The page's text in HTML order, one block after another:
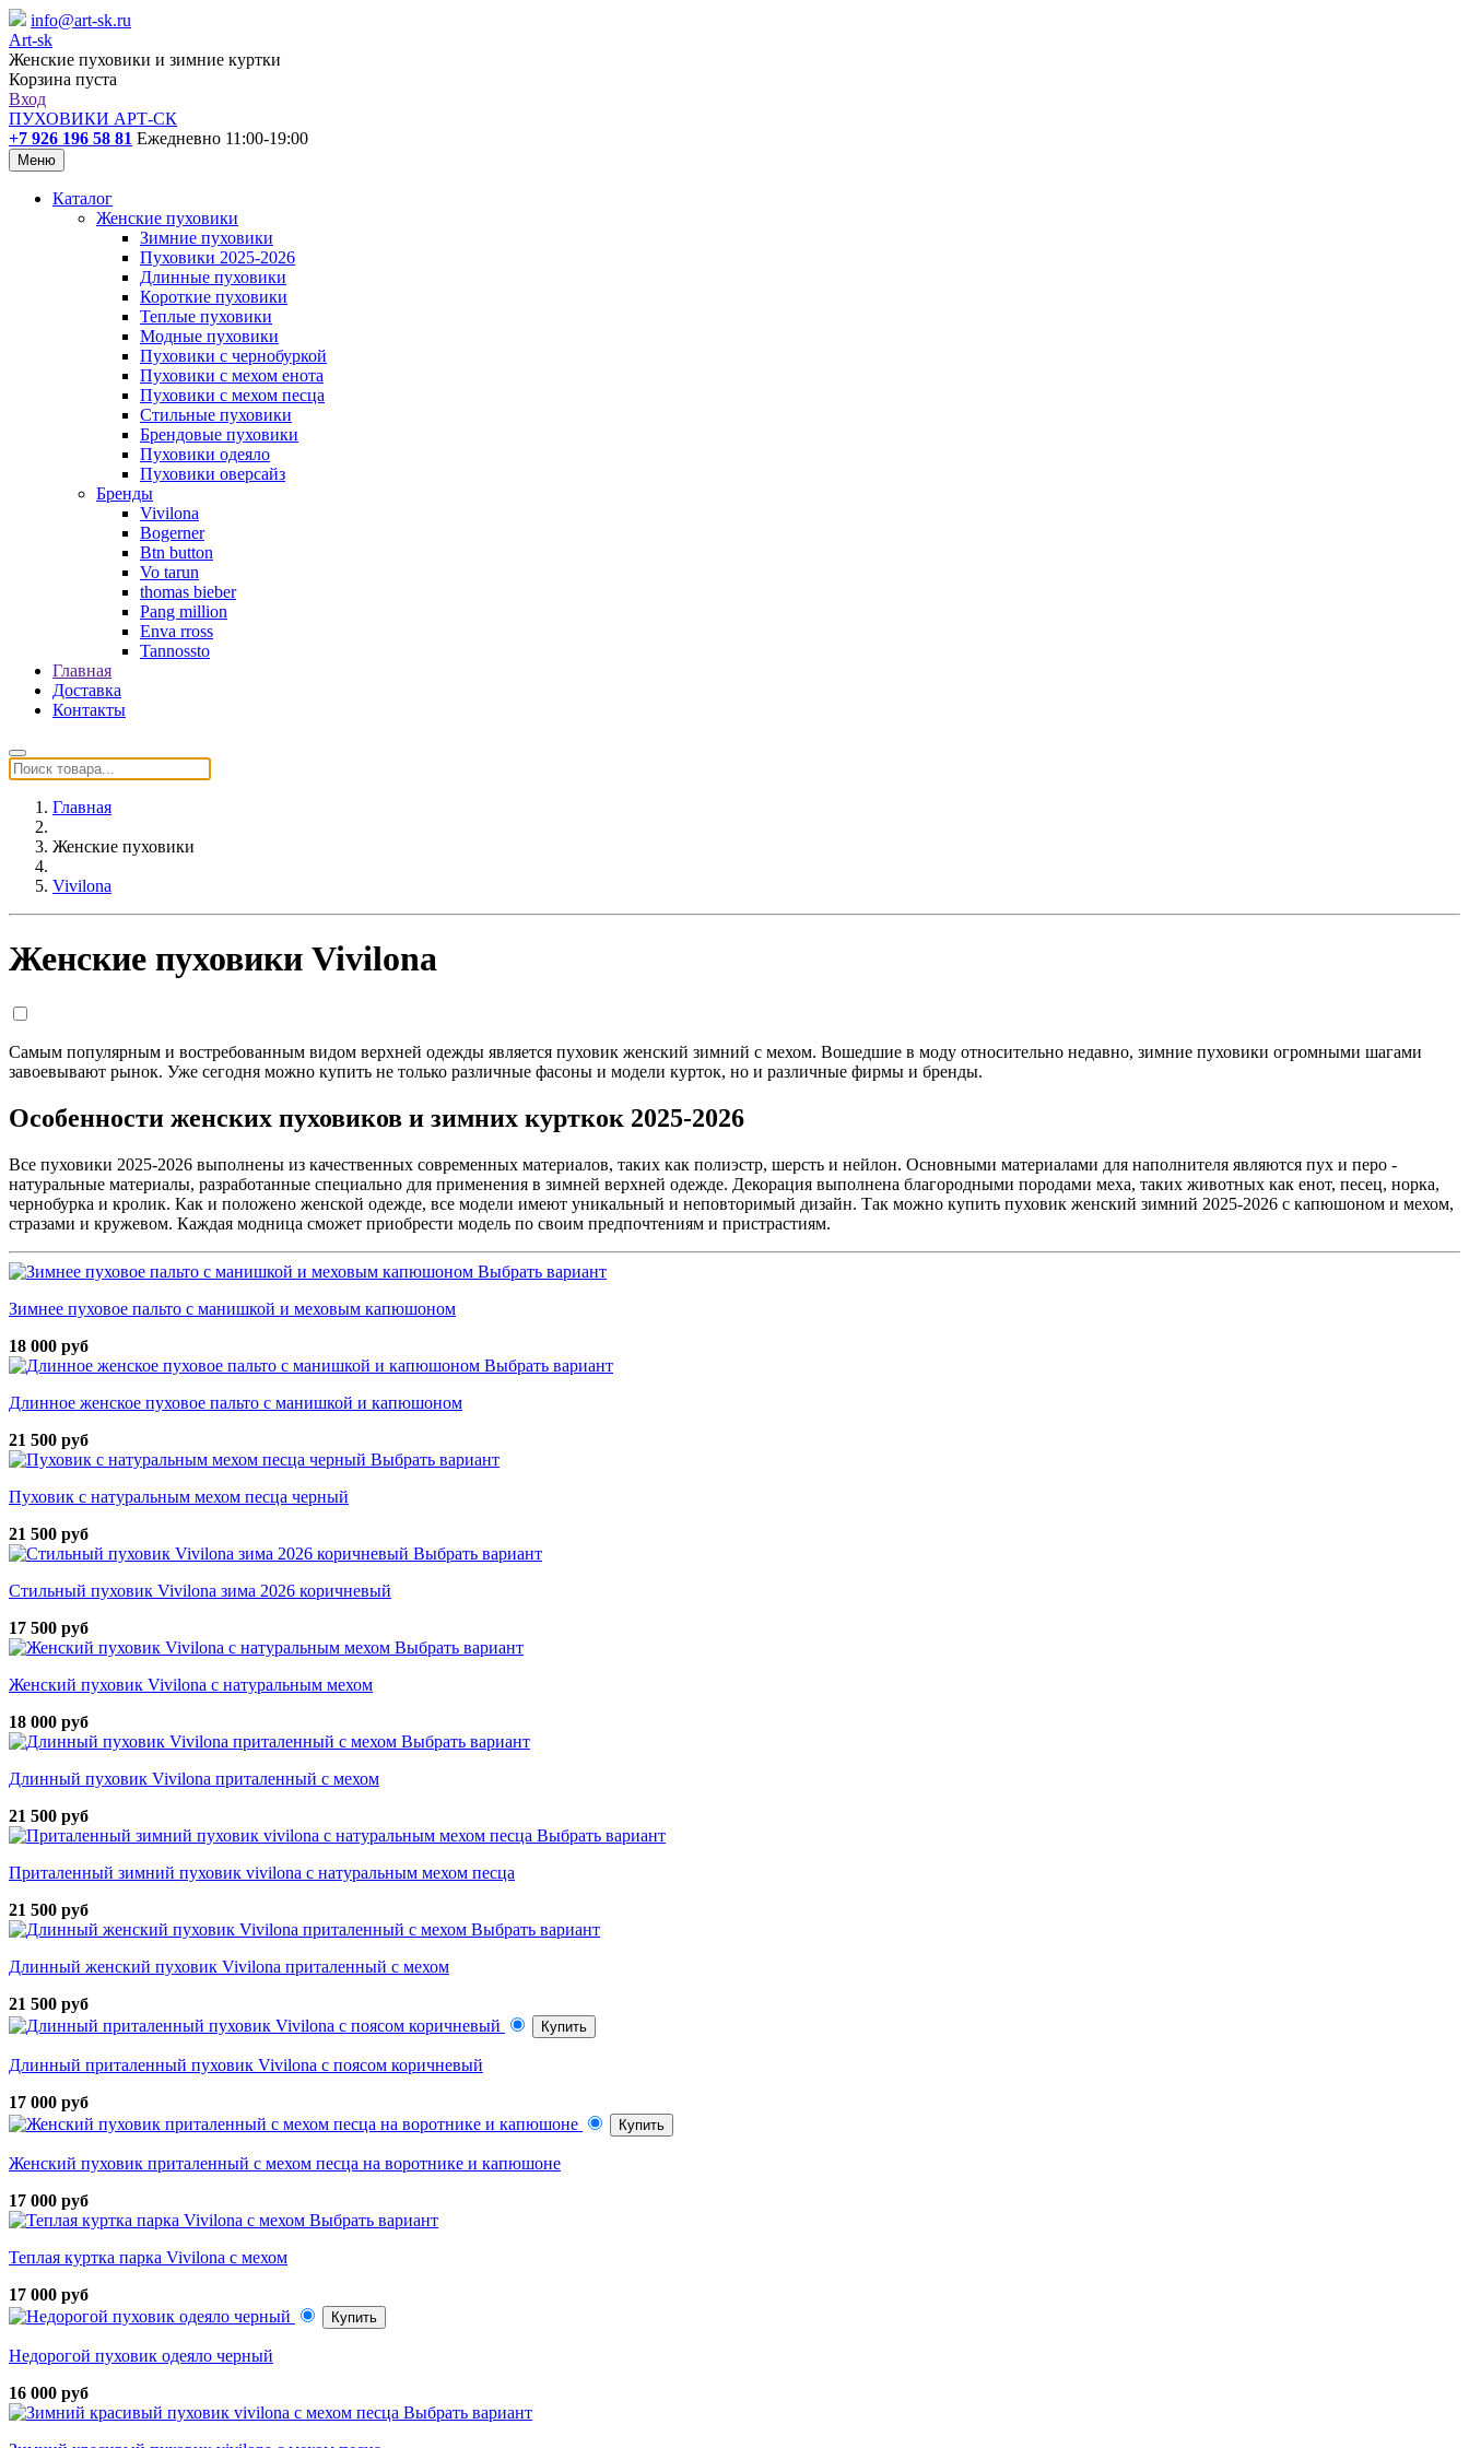
info@art-sk.ru
Art-sk
Женские пуховики и зимние куртки
Корзина пуста
Вход
ПУХОВИКИ АРТ-СК
+7 926 196 58 81 Ежедневно 11:00-19:00
Меню
Каталог
Женские пуховики
Зимние пуховики
Пуховики 2025-2026
Длинные пуховики
Короткие пуховики
Теплые пуховики
Модные пуховики
Пуховики с чернобуркой
Пуховики с мехом енота
Пуховики с мехом песца
Стильные пуховики
Брендовые пуховики
Пуховики одеяло
Пуховики оверсайз
Бренды
Vivilona
Bogerner
Btn button
Vo tarun
thomas bieber
Pang million
Enva rross
Tannossto
Главная
Доставка
Контакты
Главная
Женские пуховики
Vivilona
Женские пуховики Vivilona
Самым популярным и востребованным видом верхней одежды является пуховик женский зимний с мехом. Вошедшие в моду относительно недавно, зимние пуховики огромными шагами
завоевывают рынок. Уже сегодня можно купить не только различные фасоны и модели курток, но и различные фирмы и бренды.
Особенности женских пуховиков и зимних курткок 2025-2026
Все пуховики 2025-2026 выполнены из качественных современных материалов, таких как полиэстр, шерсть и нейлон. Основными материалами для наполнителя являются пух и перо -
натуральные материалы, разработанные специально для применения в зимней верхней одежде. Декорация выполнена благородными породами меха, таких животных как енот, песец, норка,
чернобурка и кролик. Как и положено женской одежде, все модели имеют уникальный и неповторимый дизайн. Так можно купить пуховик женский зимний 2025-2026 с капюшоном и мехом,
стразами и кружевом. Каждая модница сможет приобрести модель по своим предпочтениям и пристрастиям.
Выбрать вариант
Зимнее пуховое пальто с манишкой и меховым капюшоном
18 000 руб
Выбрать вариант
Длинное женское пуховое пальто с манишкой и капюшоном
21 500 руб
Выбрать вариант
Пуховик с натуральным мехом песца черный
21 500 руб
Выбрать вариант
Стильный пуховик Vivilona зима 2026 коричневый
17 500 руб
Выбрать вариант
Женский пуховик Vivilona с натуральным мехом
18 000 руб
Выбрать вариант
Длинный пуховик Vivilona приталенный с мехом
21 500 руб
Выбрать вариант
Приталенный зимний пуховик vivilona с натуральным мехом песца
21 500 руб
Выбрать вариант
Длинный женский пуховик Vivilona приталенный с мехом
21 500 руб
Купить
Длинный приталенный пуховик Vivilona с поясом коричневый
17 000 руб
Купить
Женский пуховик приталенный с мехом песца на воротнике и капюшоне
17 000 руб
Выбрать вариант
Теплая куртка парка Vivilona с мехом
17 000 руб
Купить
Недорогой пуховик одеяло черный
16 000 руб
Выбрать вариант